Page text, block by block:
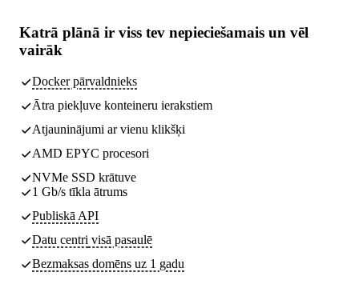
Katrā plānā ir viss tev nepieciešamais un vēl
vairāk
Docker pārvaldnieks
Ātra piekļuve konteineru ierakstiem
Atjauninājumi ar vienu klikšķi
AMD EPYC procesori
NVMe SSD krātuve
1 Gb/s tīkla ātrums
Publiskā API
Datu centri visā pasaulē
Bezmaksas domēns uz 1 gadu